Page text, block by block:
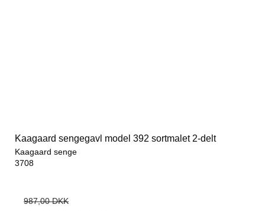
Kaagaard sengegavl model 392 sortmalet 2-delt
Kaagaard senge
3708
987,00 DKK